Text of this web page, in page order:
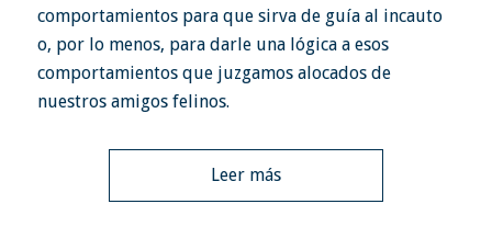
comportamientos para que sirva de guía al incauto
o, por lo menos, para darle una lógica a esos
comportamientos que juzgamos alocados de
nuestros amigos felinos.
Leer más